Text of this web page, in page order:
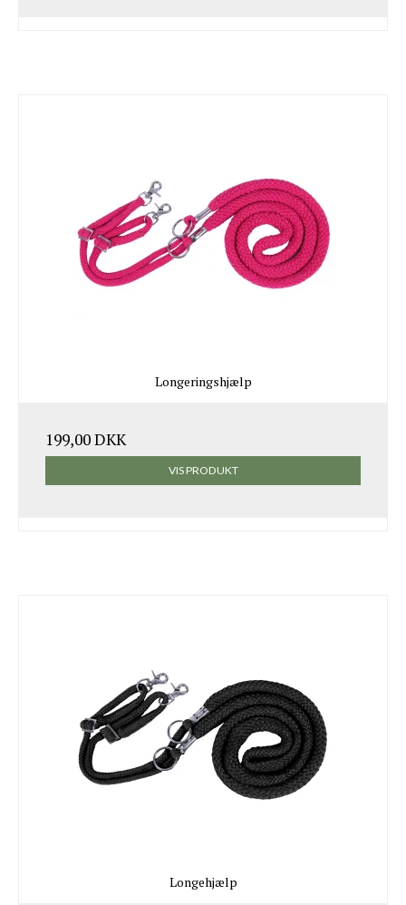
Longeringshjælp
199,00 DKK
VIS PRODUKT
Longehjælp